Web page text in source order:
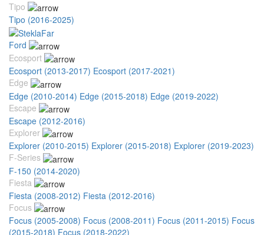
Tipo
Tipo (2016-2025)
Ford
Ecosport
Ecosport (2013-2017) Ecosport (2017-2021)
Edge
Edge (2010-2014) Edge (2015-2018) Edge (2019-2022)
Escape
Escape (2012-2016)
Explorer
Explorer (2010-2015) Explorer (2015-2018) Explorer (2019-2023)
F-Series
F-150 (2014-2020)
Fiesta
Fiesta (2008-2012) Fiesta (2012-2016)
Focus
Focus (2005-2008) Focus (2008-2011) Focus (2011-2015) Focus
(2015-2018) Focus (2018-2022)